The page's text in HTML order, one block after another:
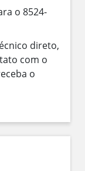
o 8524-
direto,
com o
o